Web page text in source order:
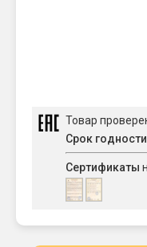
Товар
Срок годности
Сертификаты